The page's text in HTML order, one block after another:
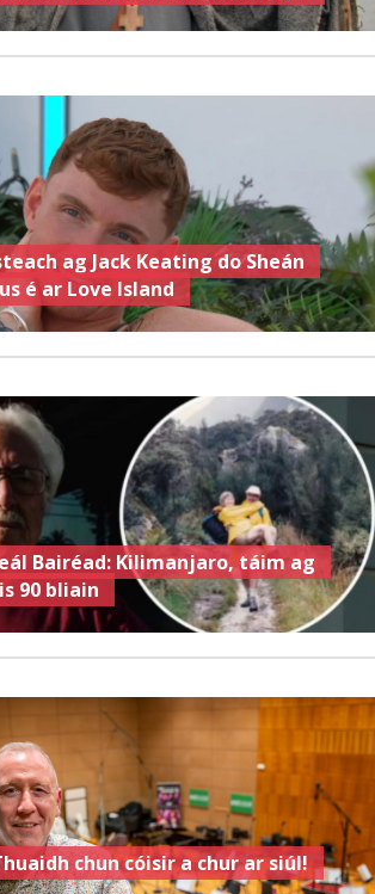
ag Jack Keating do Sheán
é ar Love Island
Bairéad: Kilimanjaro, táim ag
90 bliain
chun cóisir a chur ar siúl!